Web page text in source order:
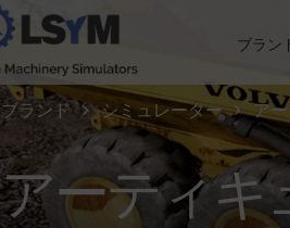
ブラン
ブランド シミュレーター ア
アーティキ